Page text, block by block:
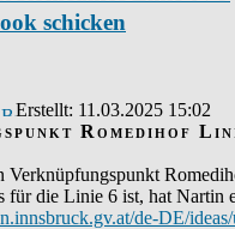
Erstellt: 11.03.2025 15:02
Romedihof
Verknüpfungspunkt
für die Linie 6 ist, hat Nartin
de-DE/